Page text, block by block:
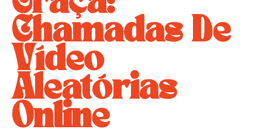
Chamadas De
Vídeo
Aleatórias
Online